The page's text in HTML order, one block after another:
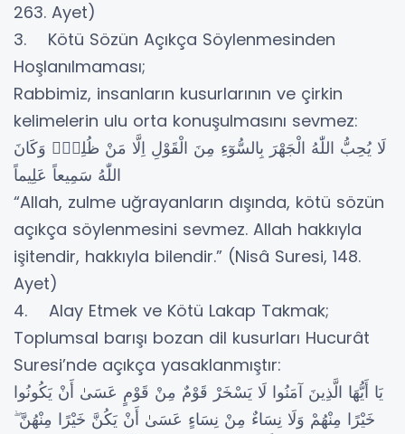
263. Ayet)
3. Kötü Sözün Açıkça Söylenmesinden
Hoşlanılmaması;
Rabbimiz, insanların kusurlarının ve çirkin
kelimelerin ulu orta konuşulmasını sevmez:
لَا يُحِبُّ اللّٰهُ الْجَهْرَ بِالسُّوٓءِ مِنَ الْقَوْلِ اِلَّا مَنْ ظُلِمَۜ وَكَانَ
اللّٰهُ سَمِيعاً عَلِيماً
“Allah, zulme uğrayanların dışında, kötü sözün
açıkça söylenmesini sevmez. Allah hakkıyla
işitendir, hakkıyla bilendir.” (Nisâ Suresi, 148.
Ayet)
4. Alay Etmek ve Kötü Lakap Takmak;
Toplumsal barışı bozan dil kusurları Hucurât
Suresi’nde açıkça yasaklanmıştır:
يَا أَيُّهَا الَّذِينَ آمَنُوا لَا يَسْخَرْ قَوْمٌ مِنْ قَوْمٍ عَسَىٰ أَنْ يَكُونُوا
خَيْرًا مِنْهُمْ وَلَا نِسَاءٌ مِنْ نِسَاءٍ عَسَىٰ أَنْ يَكُنَّ خَيْرًا مِنْهُنَّ ۖ